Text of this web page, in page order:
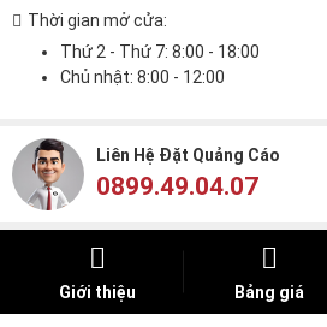
Thời gian mở cửa:
Thứ 2 - Thứ 7: 8:00 - 18:00
Chủ nhật: 8:00 - 12:00
Liên Hệ Đặt Quảng Cáo
0899.49.04.07
Giới thiệu Bảng giá